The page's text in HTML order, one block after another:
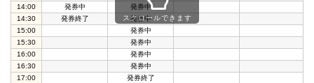
14:00
発券中
発券中
14:30
発券終了
発券中
15:00
発券中
15:30
発券中
16:00
発券中
16:30
発券中
17:00
発券終了
スクロールできます